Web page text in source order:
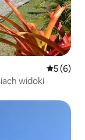
Średnia
5 (6)
widoki